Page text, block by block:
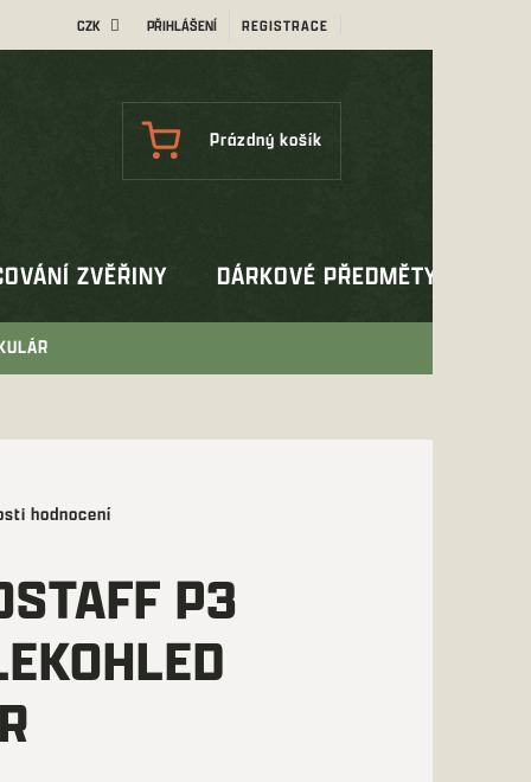
CZK PŘIHLÁŠENÍ REGISTRACE
NÁKUPNÍ
Prázdný košík
ZVĚŘINY DÁRKOVÉ PŘEDMĚTY
hodnocení
P3